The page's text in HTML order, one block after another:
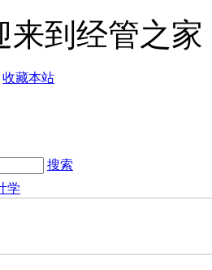
来到经管之家
收藏本站
搜索
学